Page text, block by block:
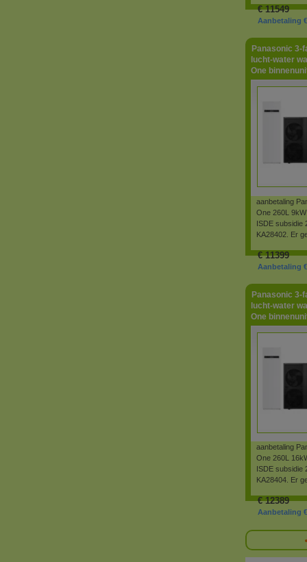
€11549
Aanbetaling
Panasonic 3-
lucht-water
One
aanbetaling
One 260L
ISDE subsidie
KA28402. Er
€11399
Aanbetaling
Panasonic 3-
lucht-water
One
aanbetaling
One 260L
ISDE subsidie
KA28404. Er
€12389
Aanbetaling